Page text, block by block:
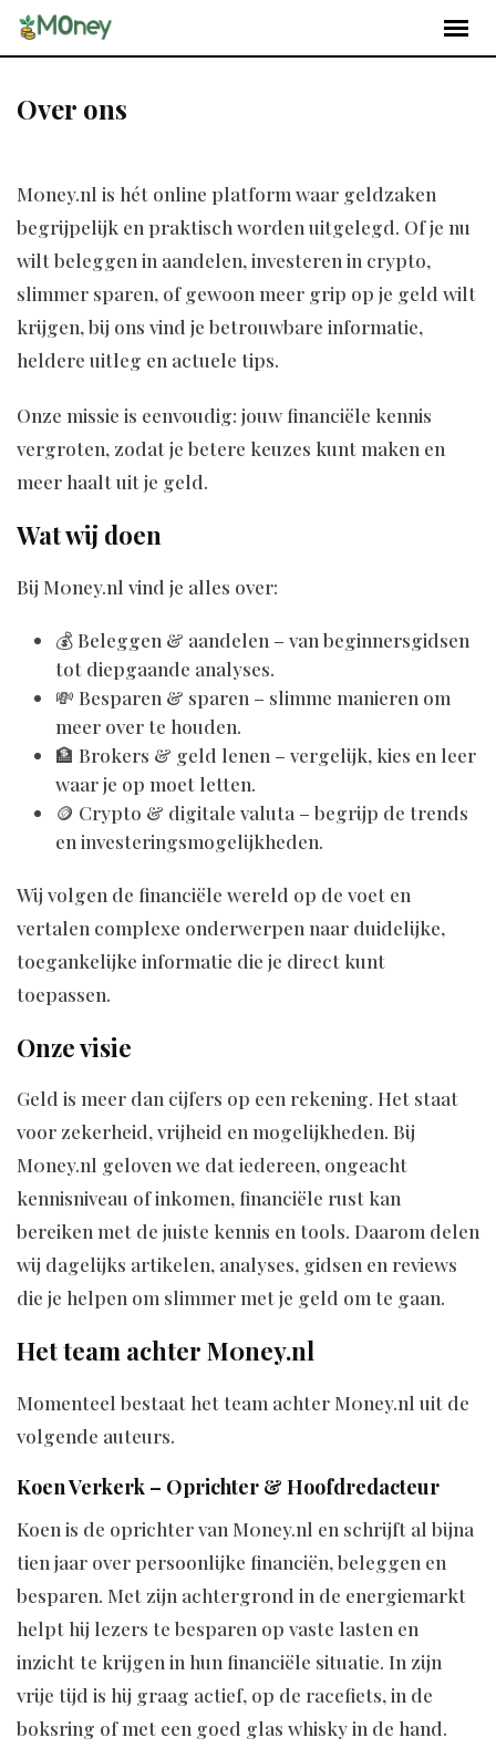
Over ons
M0ney.nl is hét online platform waar geldzaken
begrijpelijk en praktisch worden uitgelegd. Of je nu
wilt beleggen in aandelen, investeren in crypto,
slimmer sparen, of gewoon meer grip op je geld wilt
krijgen, bij ons vind je betrouwbare informatie,
heldere uitleg en actuele tips.
Onze missie is eenvoudig: jouw financiële kennis
vergroten, zodat je betere keuzes kunt maken en
meer haalt uit je geld.
Wat wij doen
Bij M0ney.nl vind je alles over:
💰 Beleggen & aandelen – van beginnersgidsen
tot diepgaande analyses.
💸 Besparen & sparen – slimme manieren om
meer over te houden.
🏦 Brokers & geld lenen – vergelijk, kies en leer
waar je op moet letten.
🪙 Crypto & digitale valuta – begrijp de trends
en investeringsmogelijkheden.
Wij volgen de financiële wereld op de voet en
vertalen complexe onderwerpen naar duidelijke,
toegankelijke informatie die je direct kunt
toepassen.
Onze visie
Geld is meer dan cijfers op een rekening. Het staat
voor zekerheid, vrijheid en mogelijkheden. Bij
M0ney.nl geloven we dat iedereen, ongeacht
kennisniveau of inkomen, financiële rust kan
bereiken met de juiste kennis en tools. Daarom delen
wij dagelijks artikelen, analyses, gidsen en reviews
die je helpen om slimmer met je geld om te gaan.
Het team achter M0ney.nl
Momenteel bestaat het team achter M0ney.nl uit de
volgende auteurs.
Koen Verkerk – Oprichter & Hoofdredacteur
Koen is de oprichter van M0ney.nl en schrijft al bijna
tien jaar over persoonlijke financiën, beleggen en
besparen. Met zijn achtergrond in de energiemarkt
helpt hij lezers te besparen op vaste lasten en
inzicht te krijgen in hun financiële situatie. In zijn
vrije tijd is hij graag actief, op de racefiets, in de
boksring of met een goed glas whisky in de hand.